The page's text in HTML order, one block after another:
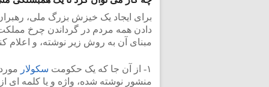
برای ایجاد یک خیزش بزرگ ملی،
دادن همه مردم در گرداندن چرخ
مبنای آن به روش زیر نوشته، و اعلام
۱- از آن جا که یک حکومت سکولار
منشور نوشته شده، واژه و یا کلمه ای